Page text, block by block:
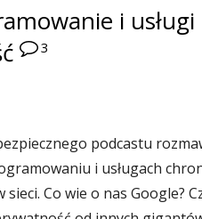
i usługi
3
podcastu
i usługach
Co wie o nas Google?